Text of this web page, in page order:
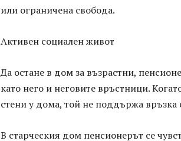
или ограничена свобода.
Активен социален живот
Да остане в дом за възрастни,
като него и неговите връстници.
стени у дома, той не поддържа връзка
В старческия дом пенсионерът се